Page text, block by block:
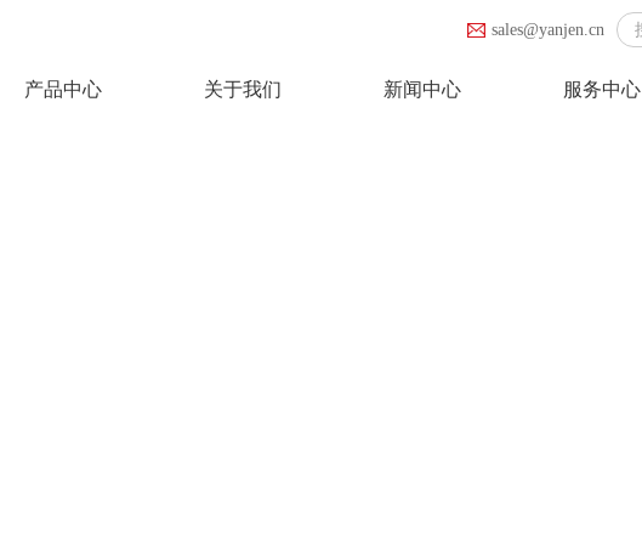
sales@yanjen.cn
产品中心 关于我们 新闻中心 服务中心